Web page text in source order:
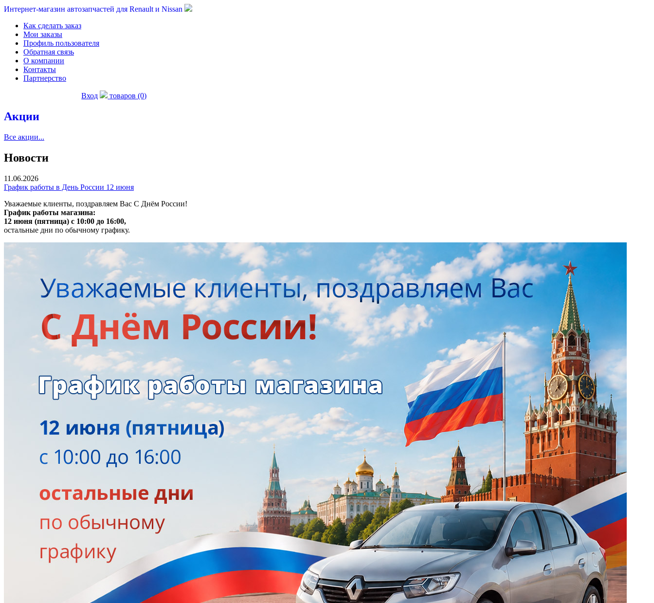
Интернет-магазин автозапчастей для Renault и Nissan
Как сделать заказ
Мои заказы
Профиль пользователя
Обратная связь
О компании
Контакты
Партнерство
Вход товаров (0)
Акции
Все акции...
Новости
11.06.2026
График работы в День России 12 июня
Уважаемые клиенты, поздравляем Вас С Днём России!
График работы магазина:
12 июня (пятница) с 10:00 до 16:00,
остальные дни по обычному графику.